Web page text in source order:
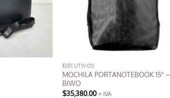
EJECUTIVOS
MOCHILA PORTANOTEBOOK 15″ –
BIWO
$35,380.00 + IVA